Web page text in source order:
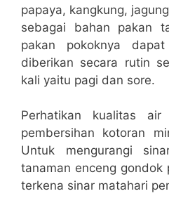
papaya, kangkung,
sebagai bahan pakan
pakan pokoknya
diberikan secara rutin
kali yaitu pagi dan sore.
Perhatikan kualitas
pembersihan kotoran
Untuk mengurangi
tanaman enceng gondok
terkena sinar matahari